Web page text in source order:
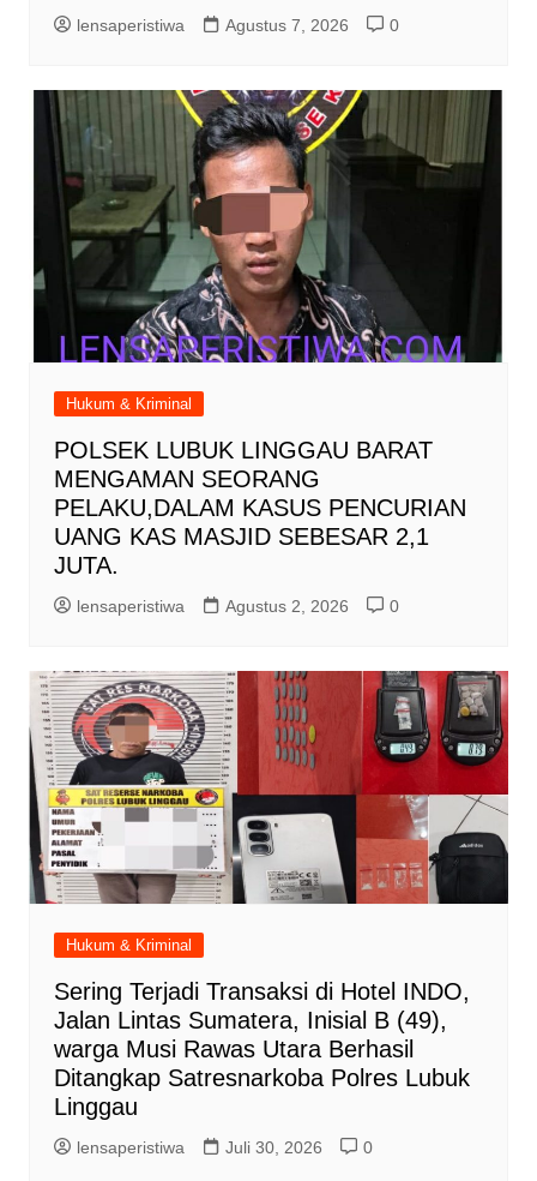
lensaperistiwa Agustus 7, 2026 0
Hukum & Kriminal
POLSEK LUBUK LINGGAU BARAT
MENGAMAN SEORANG
PELAKU,DALAM KASUS PENCURIAN
UANG KAS MASJID SEBESAR 2,1
JUTA.
lensaperistiwa Agustus 2, 2026 0
Hukum & Kriminal
Sering Terjadi Transaksi di Hotel INDO,
Jalan Lintas Sumatera, Inisial B (49),
warga Musi Rawas Utara Berhasil
Ditangkap Satresnarkoba Polres Lubuk
Linggau
lensaperistiwa Juli 30, 2026 0